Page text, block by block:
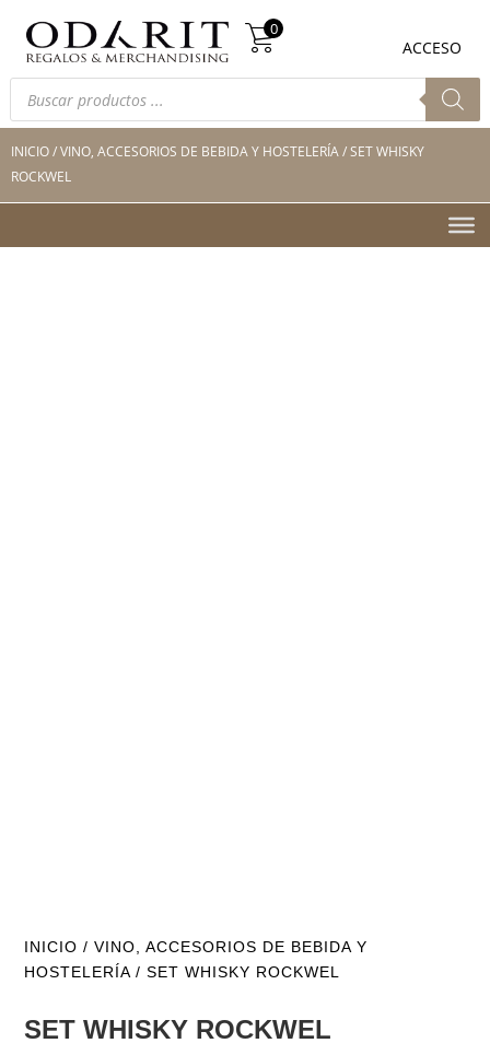
Búsqueda
de
productos
0
ACCESO
0
Búsqueda
productos
INICIO/VINO, ACCESORIOS DE BEBIDA Y HOSTELERÍA/ SET WHISKY
ROCKWEL
INICIO /VINO, ACCESORIOS DE BEBIDA Y
HOSTELERÍA / SET WHISKY ROCKWEL
SET WHISKY ROCKWEL